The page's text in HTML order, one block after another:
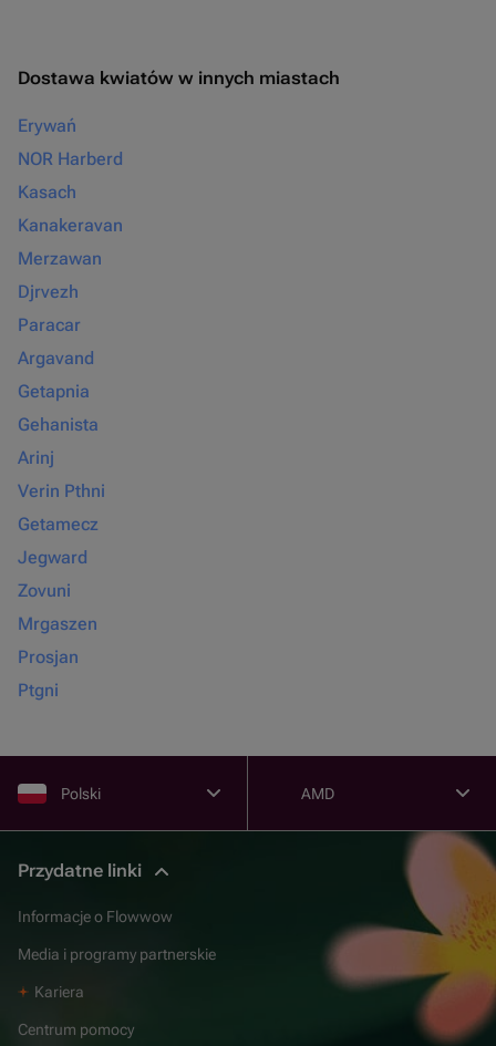
Dostawa kwiatów w innych miastach
Erywań
NOR Harberd
Kasach
Kanakeravan
Merzawan
Djrvezh
Paracar
Argavand
Getapnia
Gehanista
Arinj
Verin Pthni
Getamecz
Jegward
Zovuni
Mrgaszen
Prosjan
Ptgni
Polski AMD
Przydatne linki
Informacje o Flowwow
Media i programy partnerskie
Kariera
Centrum pomocy